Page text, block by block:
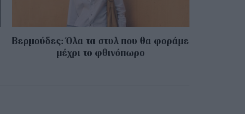
Βερμούδες: Όλα τα στυλ που θα φοράμε
μέχρι το φθινόπωρο